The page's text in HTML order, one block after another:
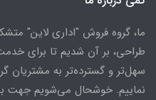
ما، گروه فروش "اداری لاین"
طراحی، بر آن شدیم تا برای
سهل‌تر و گسترده‌تر به مشتریان
نماییم. خوشحال می‌شویم جهت